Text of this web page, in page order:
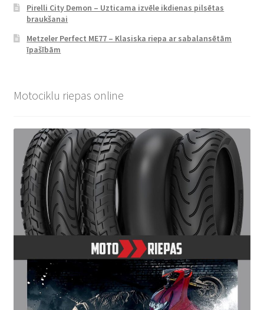
Pirelli City Demon – Uzticama izvēle ikdienas pilsētas
braukšanai
Metzeler Perfect ME77 – Klasiska riepa ar sabalansētām
īpašībām
Motociklu riepas online